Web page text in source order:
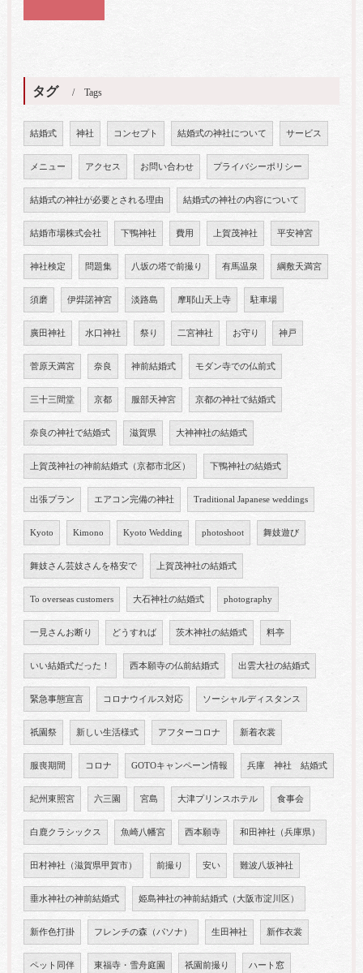
タグ Tags
結婚式 神社 コンセプト 結婚式の神社について サービス
メニュー アクセス お問い合わせ プライバシーポリシー
結婚式の神社が必要とされる理由 結婚式の神社の内容について
結婚市場株式会社 下鴨神社 費用 上賀茂神社 平安神宮
神社検定 問題集 八坂の塔で前撮り 有馬温泉 綱敷天満宮
須磨 伊弉諾神宮 淡路島 摩耶山天上寺 駐車場
廣田神社 水口神社 祭り 二宮神社 お守り 神戸
菅原天満宮 奈良 神前結婚式 モダン寺での仏前式
三十三間堂 京都 服部天神宮 京都の神社で結婚式
奈良の神社で結婚式 滋賀県 大神神社の結婚式
上賀茂神社の神前結婚式（京都市北区） 下鴨神社の結婚式
出張プラン エアコン完備の神社 Traditional Japanese weddings
Kyoto Kimono Kyoto Wedding photoshoot 舞妓遊び
舞妓さん芸妓さんを格安で 上賀茂神社の結婚式
To overseas customers 大石神社の結婚式 photography
一見さんお断り どうすれば 茨木神社の結婚式 料亭
いい結婚式だった！ 西本願寺の仏前結婚式 出雲大社の結婚式
緊急事態宣言 コロナウイルス対応 ソーシャルディスタンス
祇園祭 新しい生活様式 アフターコロナ 新着衣裳
服喪期間 コロナ GOTOキャンペーン情報 兵庫 神社 結婚式
紀州東照宮 六三園 宮島 大津プリンスホテル 食事会
白鹿クラシックス 魚崎八幡宮 西本願寺 和田神社（兵庫県）
田村神社（滋賀県甲賀市） 前撮り 安い 難波八坂神社
垂水神社の神前結婚式 姫島神社の神前結婚式（大阪市淀川区）
新作色打掛 フレンチの森（パソナ） 生田神社 新作衣裳
ペット同伴 東福寺・雪舟庭園 祇園前撮り ハート窓